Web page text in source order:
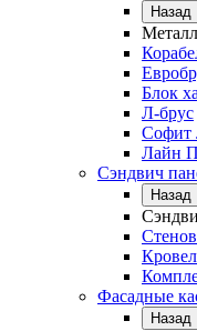
Назад
Блок
Л-брус
Софит
Лайн
Сэндвич
Назад
Фасадные
Назад